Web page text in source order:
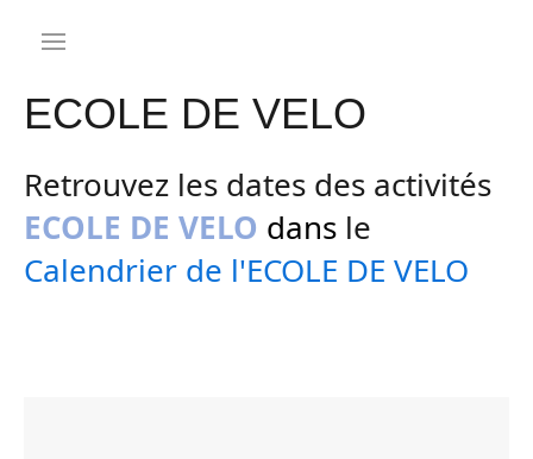
ECOLE DE VELO
Retrouvez les dates des activités
ECOLE DE VELO dans le
Calendrier de l'ECOLE DE VELO